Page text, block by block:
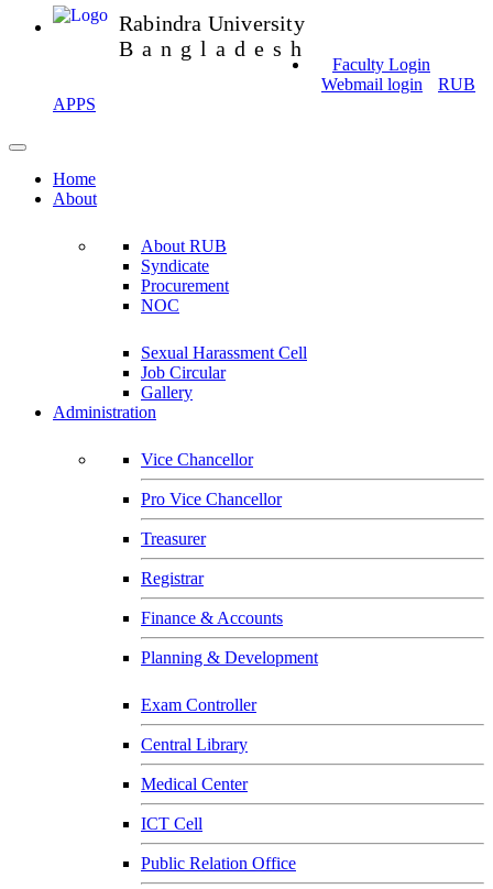
Rabindra University
Bangladesh
Faculty Login
Webmail login
RUB
APPS
Home
About
About RUB
Syndicate
Procurement
NOC
Sexual Harassment Cell
Job Circular
Gallery
Administration
Vice Chancellor
Pro Vice Chancellor
Treasurer
Registrar
Finance & Accounts
Planning & Development
Exam Controller
Central Library
Medical Center
ICT Cell
Public Relation Office